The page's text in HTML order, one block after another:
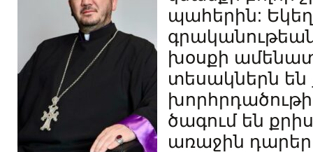
պահերին:
խօսքի
տեսակներն են
ծագում են
առաջին